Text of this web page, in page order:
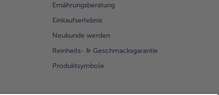
Ernährungsberatung
Einkaufserlebnis
Neukunde werden
Reinheits- & Geschmacksgarantie
Produktsymbole